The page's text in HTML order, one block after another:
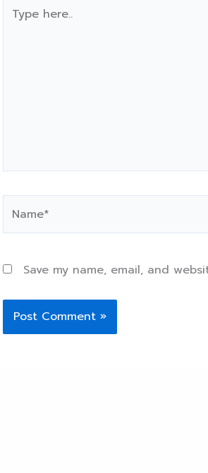
here..
Save my name, email, and